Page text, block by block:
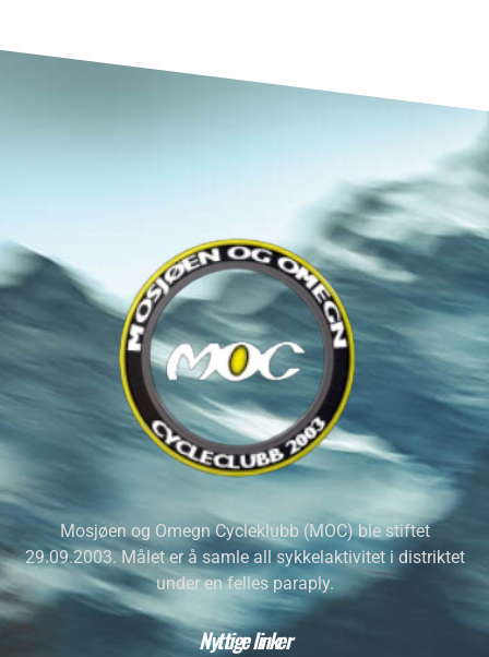
Mosjøen og Omegn Cycleklubb (MOC) ble stiftet
29.09.2003. Målet er å samle all sykkelaktivitet i distriktet
under en felles paraply.
Nyttige linker